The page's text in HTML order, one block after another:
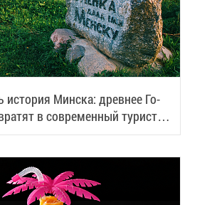
ис­то­рия Мин­ска: древ­нее Го­
в со­вре­мен­ный ту­ри­сти­